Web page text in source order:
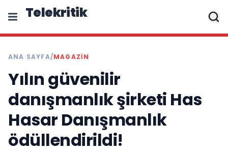
Telekritik
ANA SAYFA/MAGAZIN
Yılın güvenilir
danışmanlık şirketi Has
Hasar Danışmanlık
ödüllendirildi!